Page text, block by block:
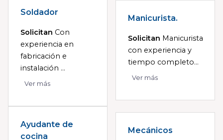
Soldador
Solicitan Con
experiencia en
fabricación e
instalación ...
Ver más
Manicurista.
Solicitan Manicurista
con experiencia y
tiempo completo...
Ver más
Ayudante de
cocina
Mecánicos